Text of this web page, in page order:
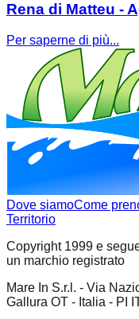
Rena di Matteu -
Per saperne di più...
Dove siamoCome
Territorio
Copyright 1999 e
un marchio registrato
Mare In S.r.l. - Via
Gallura OT - Italia - PI